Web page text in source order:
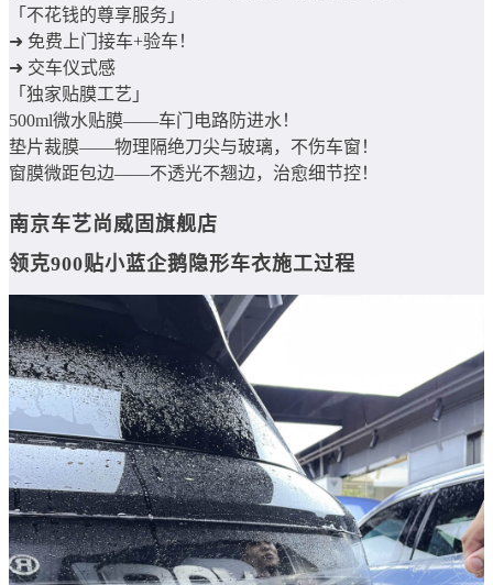
「不花钱的尊享服务」
➜ 免费上门接车+验车！
➜ 交车仪式感
「独家贴膜工艺」
500ml微水贴膜——车门电路防进水！
垫片裁膜——物理隔绝刀尖与玻璃，不伤车窗！
窗膜微距包边——不透光不翘边，治愈细节控！
南京车艺尚威固旗舰店
领克900贴小蓝企鹅隐形车衣施工过程